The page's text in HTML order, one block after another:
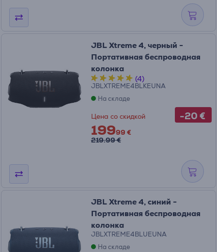
-20 €
JBL Xtreme 4, черный -
Портативная беспроводная
колонка
(4)
JBLXTREME4BLKEUNA
На складе
Цена со скидкой
19999 €
219.99 €
JBL Xtreme 4, синий -
Портативная беспроводная
колонка
JBLXTREME4BLUEUNA
На складе